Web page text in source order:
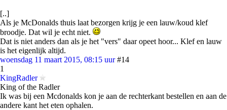
[..]
Als je McDonalds thuis laat bezorgen krijg je een lauw/koud klef
broodje. Dat wil je echt niet.
Dat is niet anders dan als je het "vers" daar opeet hoor... Klef en lauw
is het eigenlijk altijd.
woensdag 11 maart 2015, 08:15 uur #14
1
KingRadler
King of the Radler
Ik was bij een Mcdonalds kon je aan de rechterkant bestellen en aan de
andere kant het eten ophalen.